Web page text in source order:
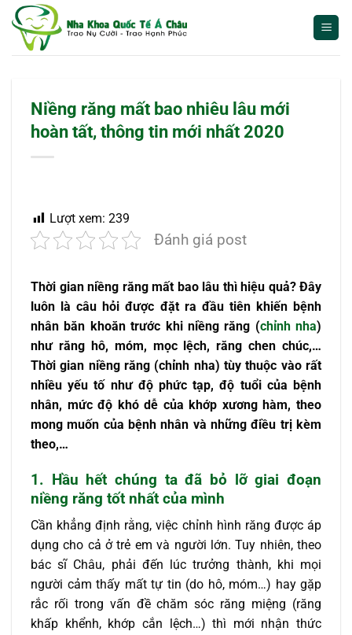
qua
Niềng răng mất bao nhiêu lâu mới
hoàn tất, thông tin mới nhất 2020
Lượt xem: 239
Đánh giá post
Thời gian niềng răng mất bao lâu thì hiệu quả? Đây
luôn là câu hỏi được đặt ra đầu tiên khiến bệnh
nhân băn khoăn trước khi niềng răng (chỉnh nha)
như răng hô, móm, mọc lệch, răng chen chúc,…
Thời gian niềng răng (chỉnh nha) tùy thuộc vào rất
nhiều yếu tố như độ phức tạp, độ tuổi của bệnh
nhân, mức độ khó dễ của khớp xương hàm, theo
mong muốn của bệnh nhân và những điều trị kèm
theo,…
1. Hầu hết chúng ta đã bỏ lỡ giai đoạn
niềng răng tốt nhất của mình
Cần khẳng định rằng, việc chỉnh hình răng được áp
dụng cho cả ở trẻ em và người lớn. Tuy nhiên, theo
bác sĩ Châu, phải đến lúc trưởng thành, khi mọi
người cảm thấy mất tự tin (do hô, móm…) hay gặp
rắc rối trong vấn đề chăm sóc răng miệng (răng
khấp khểnh, khớp cắn lệch…) thì mới nhận thức